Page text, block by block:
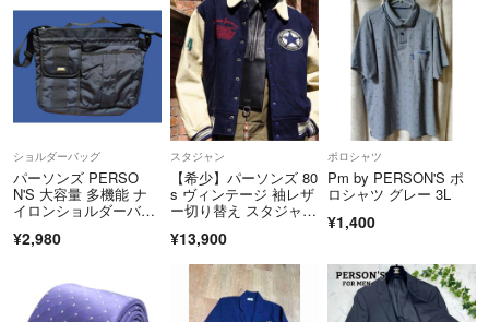
ショルダーバッグ
パーソンズ PERSO
N'S 大容量 多機能 ナ
イロンショルダーバッ
¥2,980
スタジャン
【希少】パーソンズ 80
s ヴィンテージ 袖レザ
ー切り替え スタジャ
¥13,900
ポロシャツ
Pm by PERSON'S ポ
ロシャツ グレー 3L
¥1,400